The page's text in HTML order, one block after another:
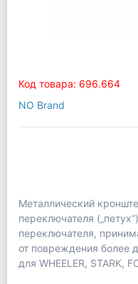
Код товара: 696.664
NO Brand
Металлический
переключателя
переключателя,
от повреждения более
для WHEELER, STARK,